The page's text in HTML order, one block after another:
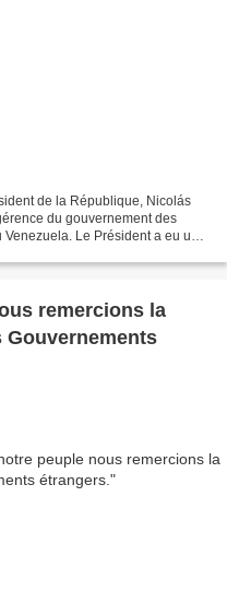
de la République, Nicolás
du gouvernement des
Le Président a eu une
remercions la